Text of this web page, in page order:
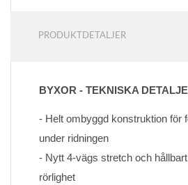
PRODUKTDETALJER
BYXOR - TEKNISKA
- Helt ombyggd konstruktion för
under ridningen
- Nytt 4-vägs stretch och
rörlighet